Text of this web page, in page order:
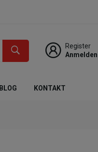
Register
Anmelden
BLOG KONTAKT